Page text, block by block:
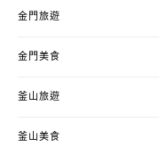
金門旅遊
金門美食
釜山旅遊
釜山美食